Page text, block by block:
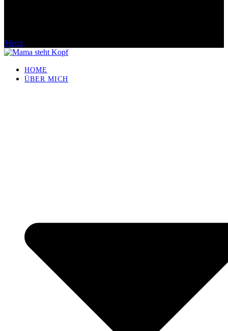
Menü
HOME
ÜBER MICH